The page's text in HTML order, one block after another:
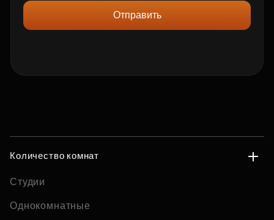
Отправить
Количество комнат
Студии
Однокомнатные